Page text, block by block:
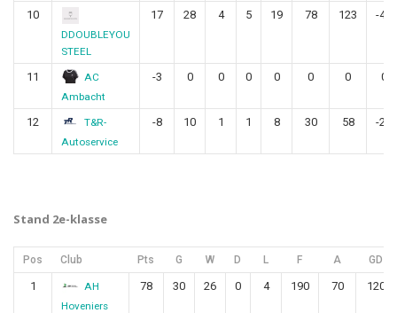
10
DDOUBLEYOU
STEEL
17 28 4 5 19 78 123 -45
11
AC
Ambacht
-3 0 0 0 0 0 0 0
12
T&R-
Autoservice
-8 10 1 1 8 30 58 -28
Stand 2e-klasse
Pos Club Pts G W D L F A GD
1
AH
Hoveniers
78 30 26 0 4 190 70 120